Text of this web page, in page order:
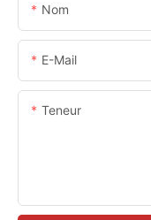
Nom
E-Mail
Teneur